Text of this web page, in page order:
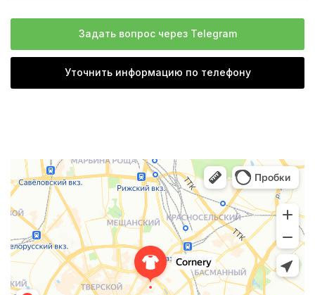
Задать вопрос через Telegram
Уточнить информацию по телефону